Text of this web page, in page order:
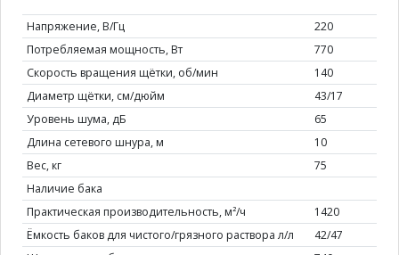
Напряжение, В/Гц
220
Потребляемая мощность, Вт
770
Скорость вращения щётки, об/мин
140
Диаметр щётки, см/дюйм
43/17
Уровень шума, дБ
65
Длина сетевого шнура, м
10
Вес, кг
75
Наличие бака
Практическая производительность, м²/ч
1420
Ёмкость баков для чистого/грязного раствора л/л
42/47